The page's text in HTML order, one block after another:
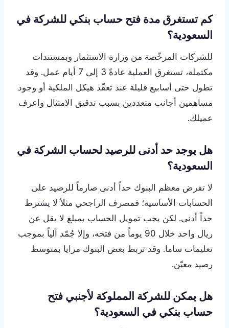
كم تستغرق مدة فتح حساب بنكي للشركة في
السعودية؟
للشركات المرخّصة من وزارة الاستثمار وبمستندات
مكتملة، تستغرق العملية عادةً 3 إلى 7 أيام عمل. وقد
تطول حتى أسابيع قليلة عند تعقّد هيكل الملكية أو وجود
مساهمين أجانب متعددين بسبب تدقيق الامتثال واعرف
عميلك.
هل يوجد حد أدنى للرصيد لحساب الشركة في
السعودية؟
لا تفرض معظم البنوك حداً أدنى صارماً للرصيد على
الحسابات الأساسية؛ فمصرف الراجحي مثلاً لا يشترط
حداً أدنى. لكن يجب تمويل الحساب بمبلغ لا يقل عن
ريال واحد خلال 90 يوماً من فتحه، وإلا جُمّد آلياً بموجب
تعليمات ساما. وقد تربط بعض البنوك مزايا بمتوسط
رصيد معيّن.
هل يمكن للشركة المملوكة لأجنبي فتح
حساب بنكي في السعودية؟